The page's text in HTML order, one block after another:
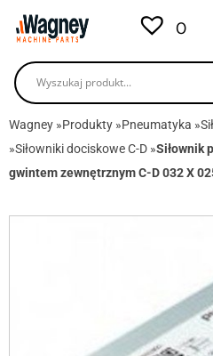
0
Wagney »Produkty »Pneumatyka »
»Siłowniki dociskowe C-D »Siłownik
gwintem zewnętrznym C-D 032 X